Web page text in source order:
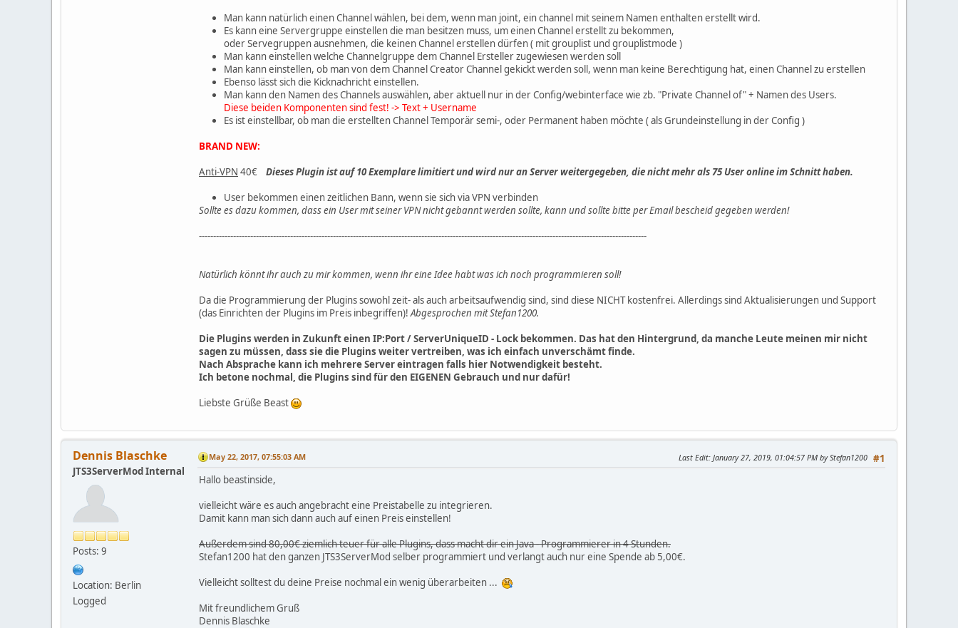
Man kann natürlich einen Channel wählen, bei dem, wenn man joint, ein channel mit seinem Namen enthalten erstellt wird.
Es kann eine Servergruppe einstellen die man besitzen muss, um einen Channel erstellt zu bekommen,
oder Servegruppen ausnehmen, die keinen Channel erstellen dürfen ( mit grouplist und grouplistmode )
Man kann einstellen welche Channelgruppe dem Channel Ersteller zugewiesen werden soll
Man kann einstellen, ob man von dem Channel Creator Channel gekickt werden soll, wenn man keine Berechtigung hat, einen Channel zu erstellen
Ebenso lässt sich die Kicknachricht einstellen.
Man kann den Namen des Channels auswählen, aber aktuell nur in der Config/webinterface wie zb. "Private Channel of" + Namen des Users.
Diese beiden Komponenten sind fest! -> Text + Username
Es ist einstellbar, ob man die erstellten Channel Temporär semi-, oder Permanent haben möchte ( als Grundeinstellung in der Config )
BRAND NEW:
Anti-VPN 40€ Dieses Plugin ist auf 10 Exemplare limitiert und wird nur an Server weitergegeben, die nicht mehr als 75 User online im Schnitt haben.
User bekommen einen zeitlichen Bann, wenn sie sich via VPN verbinden
Sollte es dazu kommen, dass ein User mit seiner VPN nicht gebannt werden sollte, kann und sollte bitte per Email bescheid gegeben werden!
-------------------------------------------------------------------------------------------------------------------------------------------------------------
Natürlich könnt ihr auch zu mir kommen, wenn ihr eine Idee habt was ich noch programmieren soll!
Da die Programmierung der Plugins sowohl zeit- als auch arbeitsaufwendig sind, sind diese NICHT kostenfrei. Allerdings sind Aktualisierungen und Support
(das Einrichten der Plugins im Preis inbegriffen)! Abgesprochen mit Stefan1200.
Die Plugins werden in Zukunft einen IP:Port / ServerUniqueID - Lock bekommen. Das hat den Hintergrund, da manche Leute meinen mir nicht
sagen zu müssen, dass sie die Plugins weiter vertreiben, was ich einfach unverschämt finde.
Nach Absprache kann ich mehrere Server eintragen falls hier Notwendigkeit besteht.
Ich betone nochmal, die Plugins sind für den EIGENEN Gebrauch und nur dafür!
Liebste Grüße Beast
Dennis Blaschke
JTS3ServerMod Internal
Posts: 9
Location: Berlin
Logged
#1
May 22, 2017, 07:55:03 AM Last Edit: January 27, 2019, 01:04:57 PM by Stefan1200
Hallo beastinside,
vielleicht wäre es auch angebracht eine Preistabelle zu integrieren.
Damit kann man sich dann auch auf einen Preis einstellen!
Außerdem sind 80,00€ ziemlich teuer für alle Plugins, dass macht dir ein Java - Programmierer in 4 Stunden.
Stefan1200 hat den ganzen JTS3ServerMod selber programmiert und verlangt auch nur eine Spende ab 5,00€.
Vielleicht solltest du deine Preise nochmal ein wenig überarbeiten ...
Mit freundlichem Gruß
Dennis Blaschke